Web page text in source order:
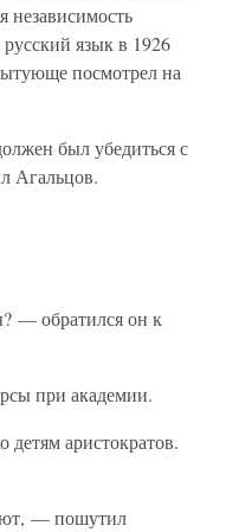
независимость
язык в 1926
посмотрел на
был убедиться с
Агальцов.
— обратился он к
при академии.
аристократов.
— пошутил